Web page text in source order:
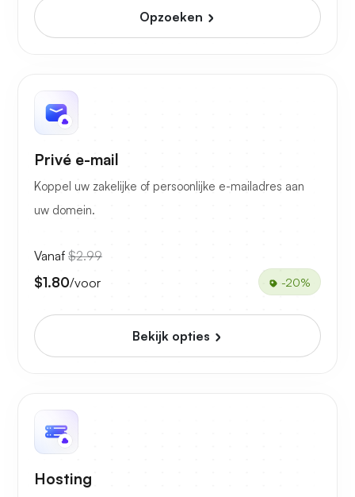
Opzoeken
Privé e-mail
Koppel uw zakelijke of persoonlijke e-mailadres aan
uw domein.
Vanaf $2.99
$1.80/voor -20%
Bekijk opties
Hosting